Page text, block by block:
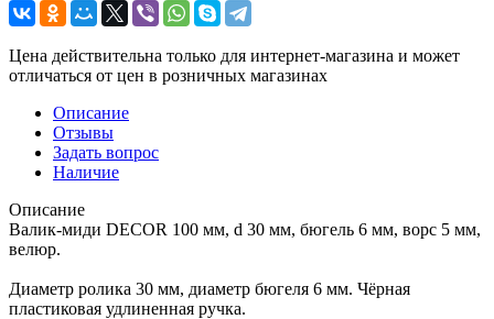
Цена действительна только для интернет-магазина и может
отличаться от цен в розничных магазинах
Описание
Отзывы
Задать вопрос
Наличие
Описание
Валик-миди DЕCOR 100 мм, d 30 мм, бюгель 6 мм, ворс 5 мм,
велюр.
Диаметр ролика 30 мм, диаметр бюгеля 6 мм. Чёрная
пластиковая удлиненная ручка.